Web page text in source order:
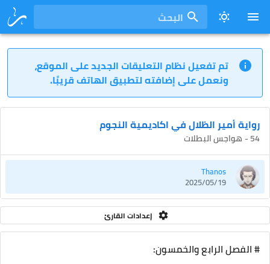
البحث
تم تفعيل نظام التعليقات الجديد على الموقع،
ونعمل على إضافته لتطبيق الهاتف قريبًا.
رواية أمير الظلال في اكاديمية النجوم
54 - هواجس البطلات
Thanos
2025/05/19
إعدادات القارئ
# الفصل الرابع والخمسون: